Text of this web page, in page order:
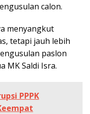
calon.
menyangkut
tetapi jauh lebih
paslon
MK Saldi Isra.
PPPK